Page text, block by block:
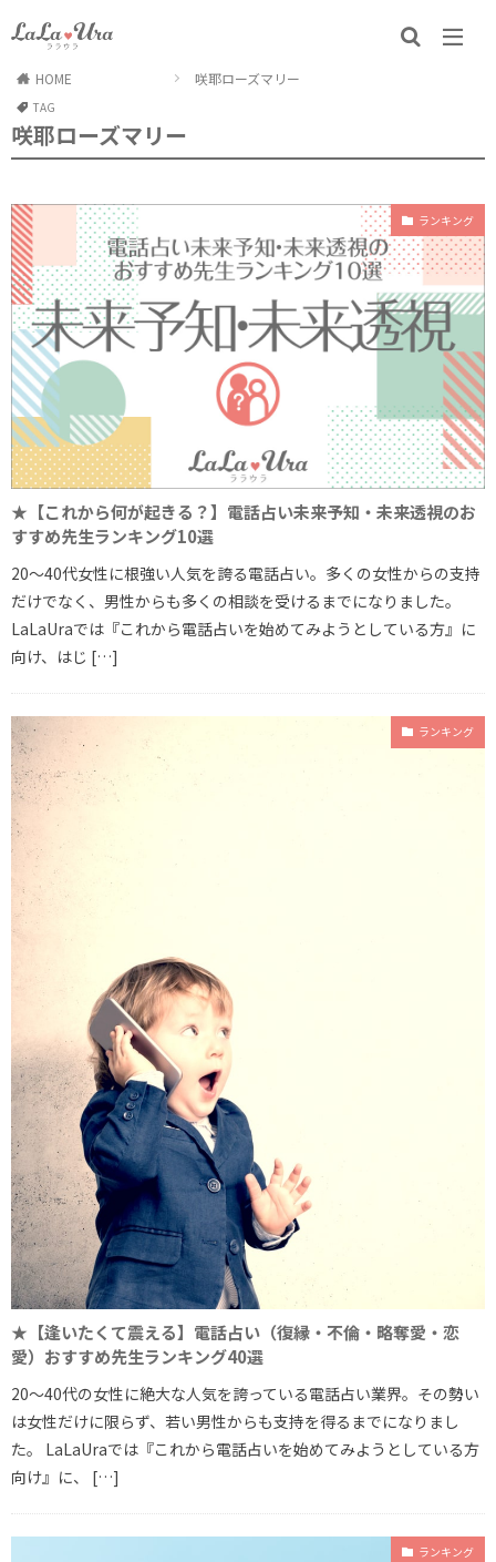
HOME 咲耶ローズマリー
TAG
咲耶ローズマリー
ランキング
★【これから何が起きる？】電話占い未来予知・未来透視のお
すすめ先生ランキング10選
20～40代女性に根強い人気を誇る電話占い。多くの女性からの支持
だけでなく、男性からも多くの相談を受けるまでになりました。
LaLaUraでは『これから電話占いを始めてみようとしている方』に
向け、はじ […]
ランキング
★【逢いたくて震える】電話占い（復縁・不倫・略奪愛・恋
愛）おすすめ先生ランキング40選
20～40代の女性に絶大な人気を誇っている電話占い業界。その勢い
は女性だけに限らず、若い男性からも支持を得るまでになりまし
た。 LaLaUraでは『これから電話占いを始めてみようとしている方
向け』に、 […]
ランキング